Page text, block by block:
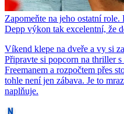
Zapomeňte na jeho ostatní
Depp výkon tak excelentní, že
Víkend klepe na dveře a vy si
Připravte si popcorn na thriller
Freemanem a rozpočtem přes
tohle není jen zábava. Je to
naplňuje.